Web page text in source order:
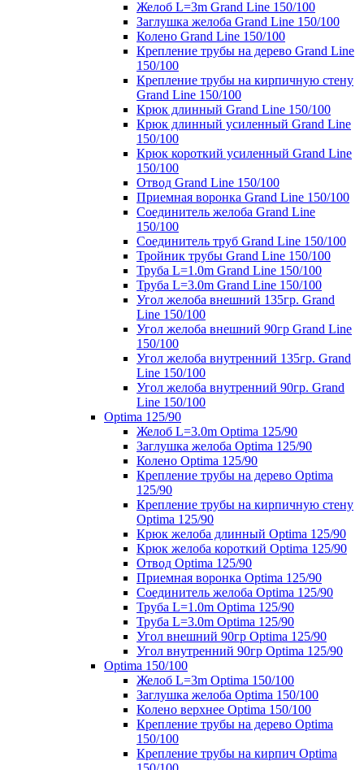
Желоб L=3m Grand Line 150/100
Заглушка желоба Grand Line 150/100
Колено Grand Line 150/100
Крепление трубы на дерево Grand Line
150/100
Крепление трубы на кирпичную стену
Grand Line 150/100
Крюк длинный Grand Line 150/100
Крюк длинный усиленный Grand Line
150/100
Крюк короткий усиленный Grand Line
150/100
Отвод Grand Line 150/100
Приемная воронка Grand Line 150/100
Соединитель желоба Grand Line
150/100
Соединитель труб Grand Line 150/100
Тройник трубы Grand Line 150/100
Труба L=1.0m Grand Line 150/100
Труба L=3.0m Grand Line 150/100
Угол желоба внешний 135гр. Grand
Line 150/100
Угол желоба внешний 90гр Grand Line
150/100
Угол желоба внутренний 135гр. Grand
Line 150/100
Угол желоба внутренний 90гр. Grand
Line 150/100
Optima 125/90
Желоб L=3.0m Optima 125/90
Заглушка желоба Optima 125/90
Колено Optima 125/90
Крепление трубы на дерево Optima
125/90
Крепление трубы на кирпичную стену
Optima 125/90
Крюк желоба длинный Optima 125/90
Крюк желоба короткий Optima 125/90
Отвод Optima 125/90
Приемная воронка Optima 125/90
Соединитель желоба Optima 125/90
Труба L=1.0m Optima 125/90
Труба L=3.0m Optima 125/90
Угол внешний 90гр Optima 125/90
Угол внутренний 90гр Optima 125/90
Optima 150/100
Желоб L=3m Optima 150/100
Заглушка желоба Optima 150/100
Колено верхнее Optima 150/100
Крепление трубы на дерево Optima
150/100
Крепление трубы на кирпич Optima